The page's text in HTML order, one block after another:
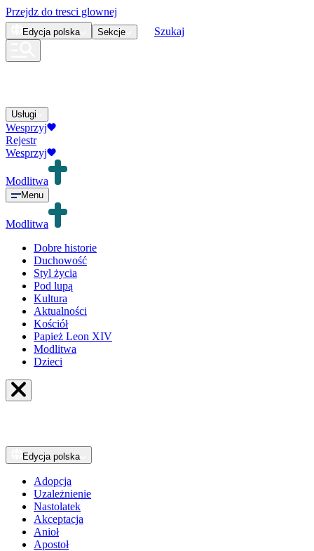
Przejdz do tresci glownej
Edycja polska Sekcje Szukaj
Usługi
Wesprzyj
Rejestr
Wesprzyj
Modlitwa
Menu
Modlitwa
Dobre historie
Duchowość
Styl życia
Pod lupą
Kultura
Aktualności
Kościół
Papież Leon XIV
Modlitwa
Dzieci
Edycja polska
Adopcja
Uzależnienie
Nastolatek
Akceptacja
Anioł
Apostoł